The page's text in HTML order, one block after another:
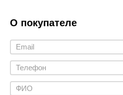
О покупателе